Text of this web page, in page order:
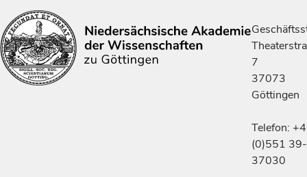
7
37073
Göttingen
Telefon:
(0)551 39-
37030